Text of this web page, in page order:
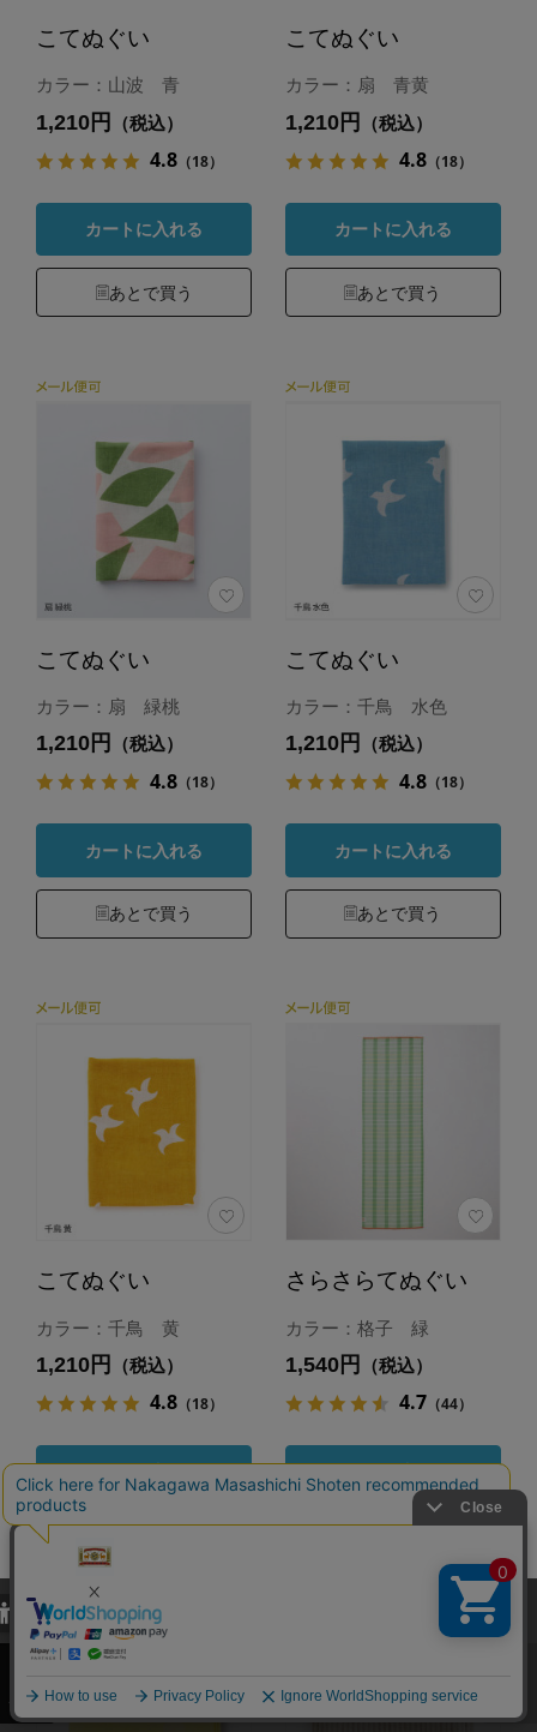
こてぬぐい
カラー：山波 青
1,210円 （税込）
4.8（18）
カートに入れる
あとで買う
こてぬぐい
カラー：扇 青黄
1,210円 （税込）
4.8（18）
カートに入れる
あとで買う
こてぬぐい
カラー：扇 緑桃
1,210円 （税込）
4.8（18）
カートに入れる
あとで買う
こてぬぐい
カラー：千鳥 水色
1,210円 （税込）
4.8（18）
カートに入れる
あとで買う
こてぬぐい
カラー：千鳥 黄
1,210円 （税込）
4.8（18）
さらさらてぬぐい
カラー：格子 緑
1,540円 （税込）
4.7（44）
当サイトでは、当サイト内における閲覧履歴・属性情報などの取得およ
び利便性向上のためにクッキー（Cookie）を使用いたします。詳細に
関しては「プライバシーポリシー
承諾する